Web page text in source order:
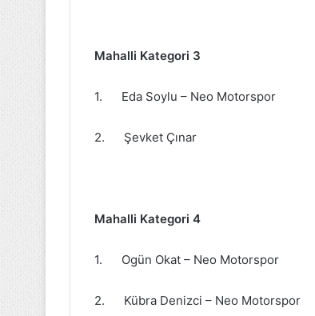
Mahalli Kategori 3
1. Eda Soylu – Neo Motorspor
2. Şevket Çınar
Mahalli Kategori 4
1. Ogün Okat – Neo Motorspor
2. Kübra Denizci – Neo Motorspor